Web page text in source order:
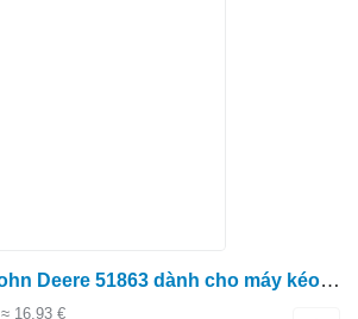
Bộ lọc thuỷ lực John Deere 51863 dành cho máy kéo bánh lốp
≈ 16,93 €